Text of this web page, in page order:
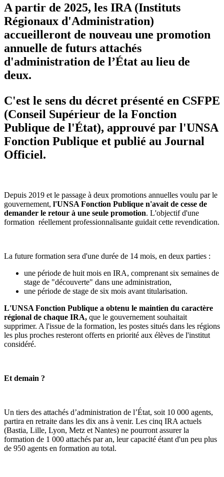
A partir de 2025, les IRA (Instituts
Régionaux d'Administration)
accueilleront de nouveau une promotion
annuelle de futurs attachés
d'administration de l’État au lieu de
deux.
C'est le sens du décret présenté en CSFPE
(Conseil Supérieur de la Fonction
Publique de l'État), approuvé par l'UNSA
Fonction Publique et publié au Journal
Officiel.
Depuis 2019 et le passage à deux promotions annuelles voulu par le
gouvernement, l'UNSA Fonction Publique n'avait de cesse de
demander le retour à une seule promotion. L'objectif d'une
formation réellement professionnalisante guidait cette revendication.
La future formation sera d'une durée de 14 mois, en deux parties :
une période de huit mois en IRA, comprenant six semaines de
stage de "découverte" dans une administration,
une période de stage de six mois avant titularisation.
L'UNSA Fonction Publique a obtenu le maintien du caractère
régional de chaque IRA, que le gouvernement souhaitait
supprimer. A l'issue de la formation, les postes situés dans les régions
les plus proches resteront offerts en priorité aux élèves de l'institut
considéré.
Et demain ?
Un tiers des attachés d’administration de l’État, soit 10 000 agents,
partira en retraite dans les dix ans à venir. Les cinq IRA actuels
(Bastia, Lille, Lyon, Metz et Nantes) ne pourront assurer la
formation de 1 000 attachés par an, leur capacité étant d'un peu plus
de 950 agents en formation au total.